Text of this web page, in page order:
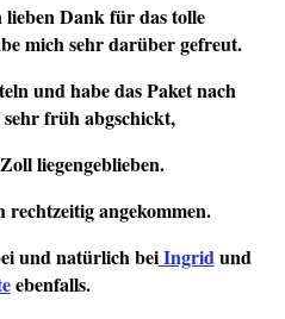
Dank für das tolle
mich sehr darüber gefreut.
und habe das Paket nach
früh abgschickt,
liegengeblieben.
rechtzeitig angekommen.
und natürlich beiIngridund
ebenfalls.